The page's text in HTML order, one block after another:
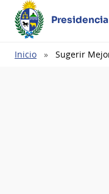
Ruta
Inicio Sugerir